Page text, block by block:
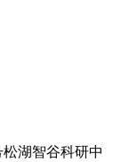
湖智谷科研中